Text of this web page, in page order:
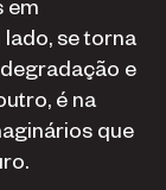
em
se torna
e
é na
que